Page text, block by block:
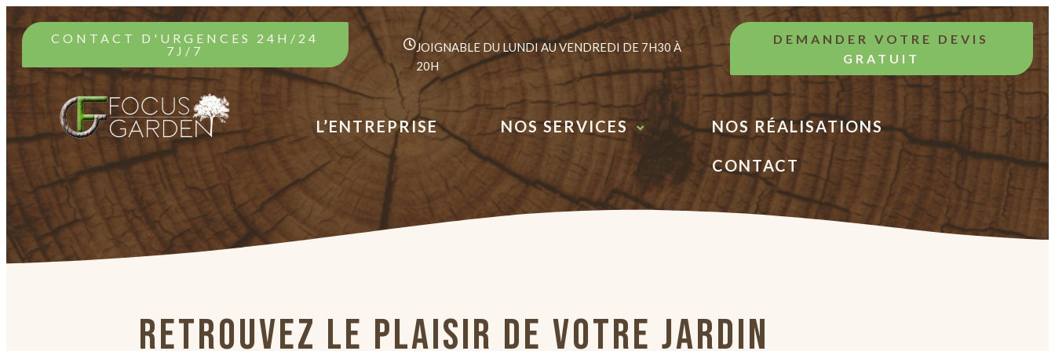
CONTACT D'URGENCES 24H/24
7J/7
JOIGNABLE DU LUNDI AU VENDREDI DE 7H30 À
20H
DEMANDER VOTRE DEVIS
GRATUIT
L’ENTREPRISE NOS SERVICES NOS RÉALISATIONS
CONTACT
RETROUVEZ LE PLAISIR DE VOTRE JARDIN